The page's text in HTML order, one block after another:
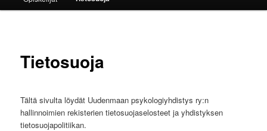
Tietosuoja
Tältä sivulta löydät Uudenmaan psykologiyhdistys ry:n
hallinnoimien rekisterien tietosuojaselosteet ja yhdistyksen
tietosuojapolitiikan.